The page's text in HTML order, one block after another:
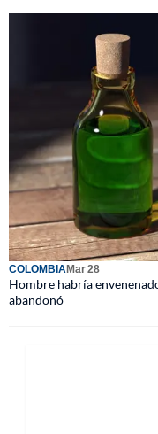
COLOMBIAMar 28
Hombre habría
abandonó